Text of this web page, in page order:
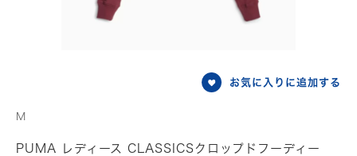
お気に入りに追加する
M
PUMA レディース CLASSICSクロップドフーディー